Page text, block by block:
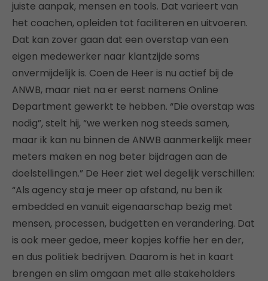
juiste aanpak, mensen en tools. Dat varieert van
het coachen, opleiden tot faciliteren en uitvoeren.
Dat kan zover gaan dat een overstap van een
eigen medewerker naar klantzijde soms
onvermijdelijk is. Coen de Heer is nu actief bij de
ANWB, maar niet na er eerst namens Online
Department gewerkt te hebben. “Die overstap was
nodig”, stelt hij, “we werken nog steeds samen,
maar ik kan nu binnen de ANWB aanmerkelijk meer
meters maken en nog beter bijdragen aan de
doelstellingen.” De Heer ziet wel degelijk verschillen:
“Als agency sta je meer op afstand, nu ben ik
embedded en vanuit eigenaarschap bezig met
mensen, processen, budgetten en verandering. Dat
is ook meer gedoe, meer kopjes koffie her en der,
en dus politiek bedrijven. Daarom is het in kaart
brengen en slim omgaan met alle stakeholders